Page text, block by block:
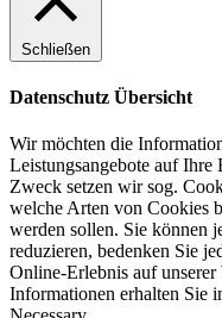
Schließen
Datenschutz Übersicht
Wir möchten die
Leistungsangebote auf Ihre
Zweck setzen wir sog.
welche Arten von Cookies
werden sollen. Sie können
reduzieren, bedenken Sie
Online-Erlebnis auf unserer
Informationen erhalten Sie